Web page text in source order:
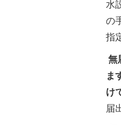
水
の
指
無
ま
け
届